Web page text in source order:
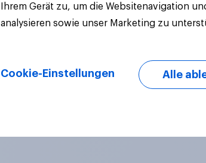
Ihrem Gerät zu, um die Websitenavigation
analysieren sowie unser Marketing zu
Cookie-Einstellungen Alle